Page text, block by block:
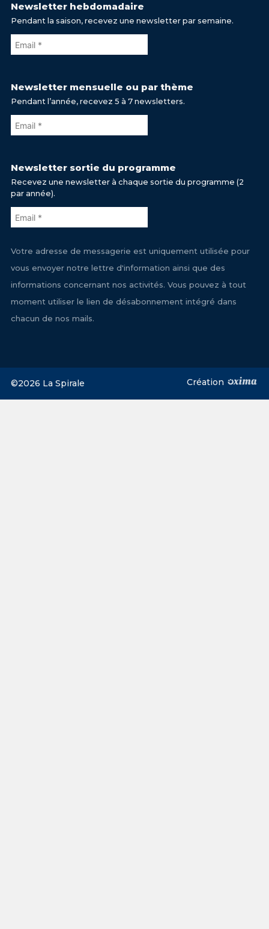
Newsletter hebdomadaire
Pendant la saison, recevez une newsletter par semaine.
Newsletter mensuelle ou par thème
Pendant l’année, recevez 5 à 7 newsletters.
Newsletter sortie du programme
Recevez une newsletter à chaque sortie du programme (2
par année).
Votre adresse de messagerie est uniquement utilisée pour
vous envoyer notre lettre d'information ainsi que des
informations concernant nos activités. Vous pouvez à tout
moment utiliser le lien de désabonnement intégré dans
chacun de nos mails.
©2026 La Spirale Création